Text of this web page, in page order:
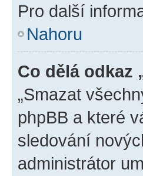
Pro další
Nahoru
Co dělá odkaz
„Smazat
phpBB a které
sledování
administrátor